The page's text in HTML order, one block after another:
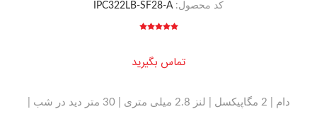
کد محصول: IPC322LB-SF28-A
تماس بگیرید
دام | 2 مگاپیکسل | لنز 2.8 میلی متری | 30 متر دید در شب |